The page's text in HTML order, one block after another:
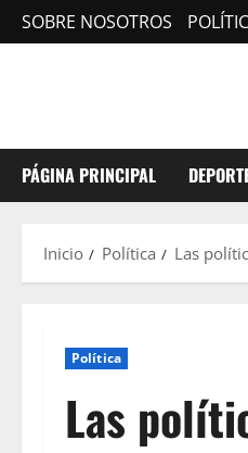
Saltar
al
SOBRE NOSOTROS
PÁGINA PRINCIPAL
Inicio Política Las
Política
Las